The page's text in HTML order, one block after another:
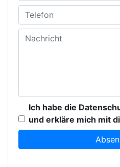
Ich habe die
und erkläre mich mit